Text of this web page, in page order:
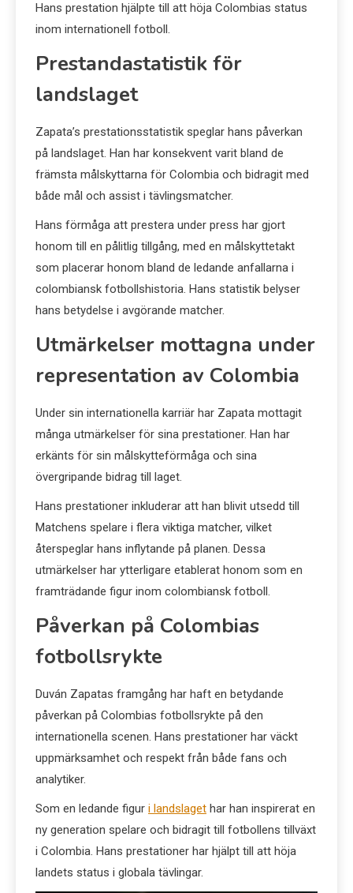
Hans prestation hjälpte till att höja Colombias status
inom internationell fotboll.
Prestandastatistik för
landslaget
Zapata’s prestationsstatistik speglar hans påverkan
på landslaget. Han har konsekvent varit bland de
främsta målskyttarna för Colombia och bidragit med
både mål och assist i tävlingsmatcher.
Hans förmåga att prestera under press har gjort
honom till en pålitlig tillgång, med en målskyttetakt
som placerar honom bland de ledande anfallarna i
colombiansk fotbollshistoria. Hans statistik belyser
hans betydelse i avgörande matcher.
Utmärkelser mottagna under
representation av Colombia
Under sin internationella karriär har Zapata mottagit
många utmärkelser för sina prestationer. Han har
erkänts för sin målskytteförmåga och sina
övergripande bidrag till laget.
Hans prestationer inkluderar att han blivit utsedd till
Matchens spelare i flera viktiga matcher, vilket
återspeglar hans inflytande på planen. Dessa
utmärkelser har ytterligare etablerat honom som en
framträdande figur inom colombiansk fotboll.
Påverkan på Colombias
fotbollsrykte
Duván Zapatas framgång har haft en betydande
påverkan på Colombias fotbollsrykte på den
internationella scenen. Hans prestationer har väckt
uppmärksamhet och respekt från både fans och
analytiker.
Som en ledande figur i landslaget har han inspirerat en
ny generation spelare och bidragit till fotbollens tillväxt
i Colombia. Hans prestationer har hjälpt till att höja
landets status i globala tävlingar.